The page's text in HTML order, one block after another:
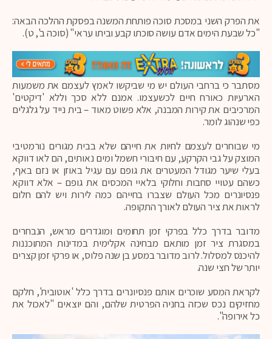
את הפרק השני במסכת סוכה פותחת המשנה בפסקת ההלכה הבאה:
"כל שבעת הימים אדם עושה סוכתו קבע וביתו עראי" (סוכה ב', ט).
מסתבר כי ברחבי העולם יש מי שביקשו לאמץ לעצמם את משמעות
הארעיות כאורח חיים לכשעצמו. אמנם ללא סכך וללא 'דיקטים'
המרכיבים את קירות המבנה, אלא פשוט מאוד – בית נייד על גלגלים
כפי שנהוג לומר.
מי שבוחרים לעצמם לחיות את חייהם שלא בבית מגורים נורמטיבי
המוצק על גבי הקרקע, עם חיבורי חשמל ומים נאותים, הם לאו דווקא
בעלי שיער מגודל המעטרים את גופם עם עגיל באוזן או נזם באף,
כשהם עטויי סחבות וחלוקי בלאיי המכסים את גופם – אלא דווקא
פנסיונרים מכל העולם שצברו בחייהם כמה לירות ויש להם חלום
לראות את ציר העולם לאורך התקופה.
מדובר בדרך כלל בפרקי זמן תחומים ומוגדרים מראש, הנבחרים
במסגרת ציר זמן מותאם מבחינה אקלימית במדינות המתוכננות
להיכנס למסלול. לרוב מדובר במסע בן שנה פלוס, או פרקי זמן קצרים
יותר של חצי שנה.
לקראת המסע שוכרים אותם פנסיונרים בדרך כלל 'אוטובית', חלקם
מחזיקים נכס שכזה בחניה הפרטית שלהם, והם יוצאים "לאכול את
כל אירופה".